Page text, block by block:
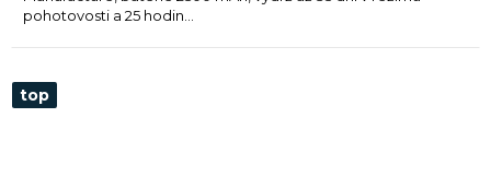
pohotovosti a 25 hodin...
top